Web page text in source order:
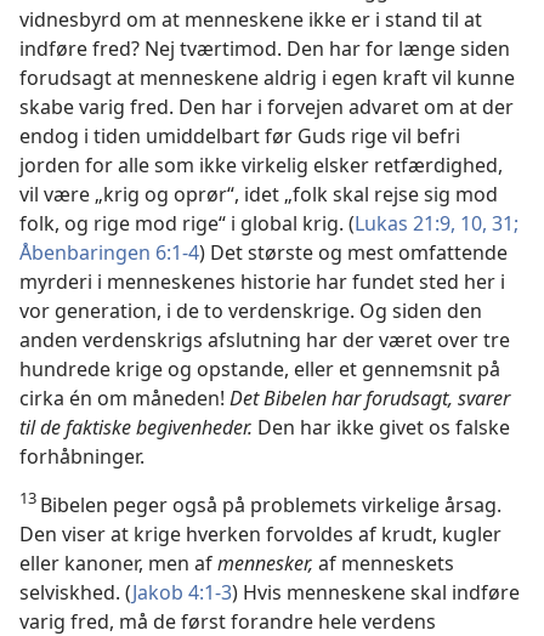
vidnesbyrd om at menneskene ikke er i stand til at
indføre fred? Nej tværtimod. Den har for længe siden
forudsagt at menneskene aldrig i egen kraft vil kunne
skabe varig fred. Den har i forvejen advaret om at der
endog i tiden umiddelbart før Guds rige vil befri
jorden for alle som ikke virkelig elsker retfærdighed,
vil være „krig og oprør“, idet „folk skal rejse sig mod
folk, og rige mod rige“ i global krig. (Lukas 21:9, 10, 31;
Åbenbaringen 6:1-4) Det største og mest omfattende
myrderi i menneskenes historie har fundet sted her i
vor generation, i de to verdenskrige. Og siden den
anden verdenskrigs afslutning har der været over tre
hundrede krige og opstande, eller et gennemsnit på
cirka én om måneden! Det Bibelen har forudsagt, svarer
til de faktiske begivenheder. Den har ikke givet os falske
forhåbninger.
13 Bibelen peger også på problemets virkelige årsag.
Den viser at krige hverken forvoldes af krudt, kugler
eller kanoner, men afmennesker, af menneskets
selviskhed. (Jakob 4:1-3) Hvis menneskene skal indføre
varig fred, må de først forandre hele verdens